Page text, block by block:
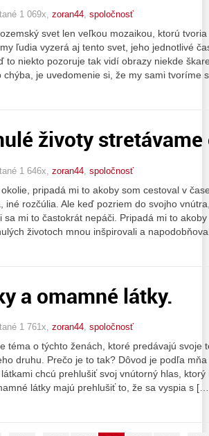
1 069x, zoran44 spoločnosť
svet len veľkou mozaikou, ktorú
ľudia vyzerá aj tento svet, jeho jednotlivé
to niekto pozoruje tak vidí obrazy niekde
chýba, je uvedomenie si, že my sami tvoríme
životy
1 646x, zoran44 spoločnosť
pripadá mi to akoby som cestoval v
iné rozčúlia. Ale keď pozriem do svojho
sa mi to častokrát nepáči. Pripadá mi to
životoch mnou inšpirovali a
a omamné látky.
1 761x, zoran44, spoločnosť
téma o týchto ženách, ktoré predávajú svoje
druhu. Prečo je to tak? Dôvod je podľa
chcú prehlušiť svoj vnútorný hlas,
látky majú prehlušiť to, že sa vyspia s